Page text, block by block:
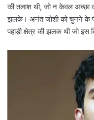
की तलाश थी, जो न केवल अच्छा
झलके। अनंत जोशी को चुनने के
पहाड़ी क्षेत्र की झलक थी जो इस